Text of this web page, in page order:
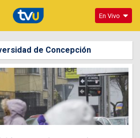
En Vivo
de Concepción